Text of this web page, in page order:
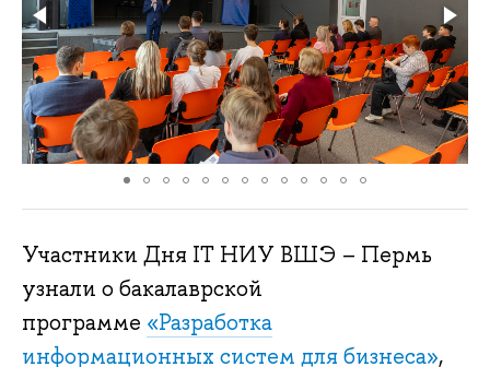
Участники Дня IT НИУ ВШЭ – Пермь
узнали о бакалаврской
программе «Разработка
информационных систем для бизнеса»,